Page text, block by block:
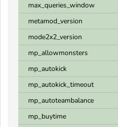
max_queries_window
metamod_version
mode2x2_version
mp_allowmonsters
mp_autokick
mp_autokick_timeout
mp_autoteambalance
mp_buytime